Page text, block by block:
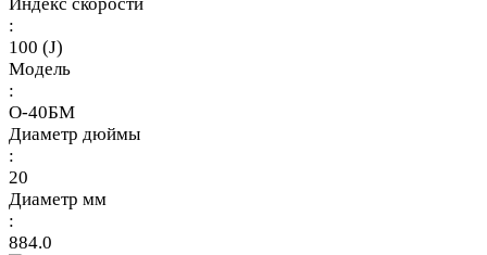
Индекс скорости
:
100 (J)
Модель
:
О-40БМ
Диаметр дюймы
:
20
Диаметр мм
:
884.0